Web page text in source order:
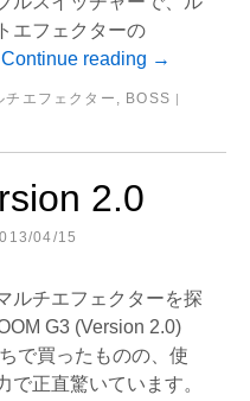
エフェクターの
Continue reading →
チエフェクター , BOSS
2.0
04/15
ルチエフェクターを探
G3 (Version 2.0)
で買ったものの、使
で正直驚いています。